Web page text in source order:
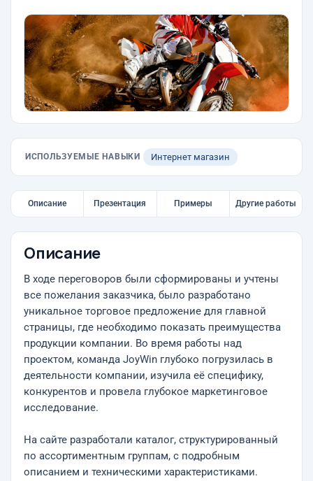
ИСПОЛЬЗУЕМЫЕ НАВЫКИ Интернет магазин
Описание Презентация Примеры Другие работы
Описание
В ходе переговоров были сформированы и учтены
все пожелания заказчика, было разработано
уникальное торговое предложение для главной
страницы, где необходимо показать преимущества
продукции компании. Во время работы над
проектом, команда JoyWin глубоко погрузилась в
деятельности компании, изучила её специфику,
конкурентов и провела глубокое маркетинговое
исследование.
На сайте разработали каталог, структурированный
по ассортиментным группам, с подробным
описанием и техническими характеристиками.